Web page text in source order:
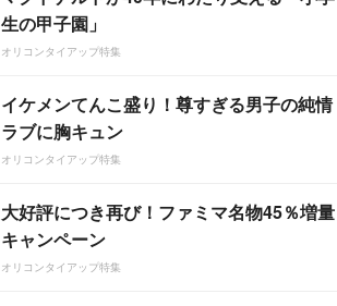
生の甲子園」
オリコンタイアップ特集
イケメンてんこ盛り！尊すぎる男子の純情
ラブに胸キュン
オリコンタイアップ特集
大好評につき再び！ファミマ名物45％増量
キャンペーン
オリコンタイアップ特集